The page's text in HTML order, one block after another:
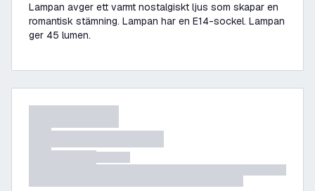
Lampan avger ett varmt nostalgiskt ljus som skapar en
romantisk stämning. Lampan har en E14-sockel. Lampan
ger 45 lumen.